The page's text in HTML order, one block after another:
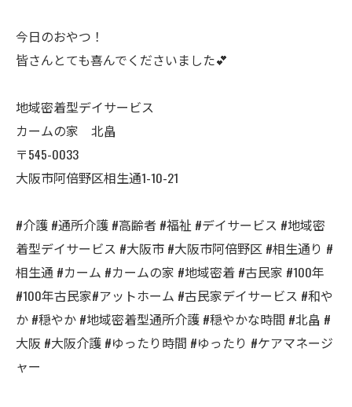
今日のおやつ！
皆さんとても喜んでくださいました💕
地域密着型デイサービス
カームの家 北畠
〒545-0033
大阪市阿倍野区相生通1-10-21
#介護 #通所介護 #高齢者 #福祉 #デイサービス #地域密
着型デイサービス #大阪市 #大阪市阿倍野区 #相生通り #
相生通 #カーム #カームの家 #地域密着 #古民家 #100年
#100年古民家#アットホーム #古民家デイサービス #和や
か #穏やか #地域密着型通所介護 #穏やかな時間 #北畠 #
大阪 #大阪介護 #ゆったり時間 #ゆったり #ケアマネージ
ャー